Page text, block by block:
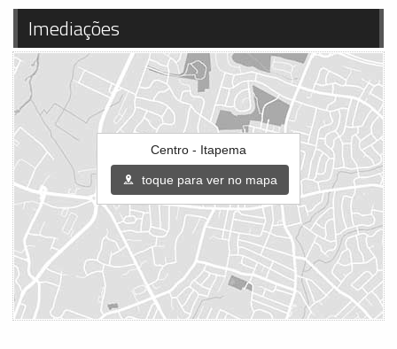
Imediações
Centro - Itapema
toque para ver no mapa